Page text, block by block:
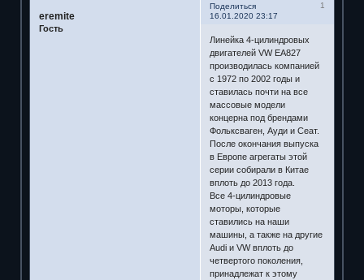
Поделиться
1
16.01.2020 23:17
eremite
Гость
Линейка 4-цилиндровых
двигателей VW EA827
производилась компанией
с 1972 по 2002 годы и
ставилась почти на все
массовые модели
концерна под брендами
Фольксваген, Ауди и Сеат.
После окончания выпуска
в Европе агрегаты этой
серии собирали в Китае
вплоть до 2013 года.
Все 4-цилиндровые
моторы, которые
ставились на наши
машины, а также на другие
Audi и VW вплоть до
четвертого поколения,
принадлежат к этому